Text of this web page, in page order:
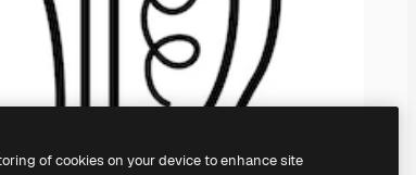
of cookies on your device to enhance site